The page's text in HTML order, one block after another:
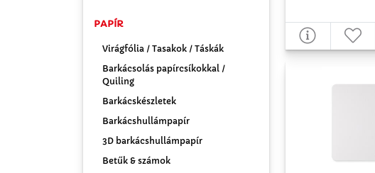
PAPÍR
Virágfólia / Tasakok / Táskák
Barkácsolás papírcsíkokkal /
Quiling
Barkácskészletek
Barkácshullámpapír
3D barkácshullámpapír
Betűk & számok